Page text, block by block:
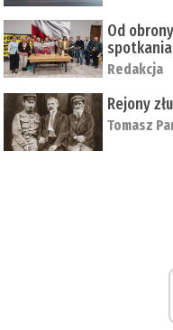
Od
Redakcja
Rejony
Tomasz